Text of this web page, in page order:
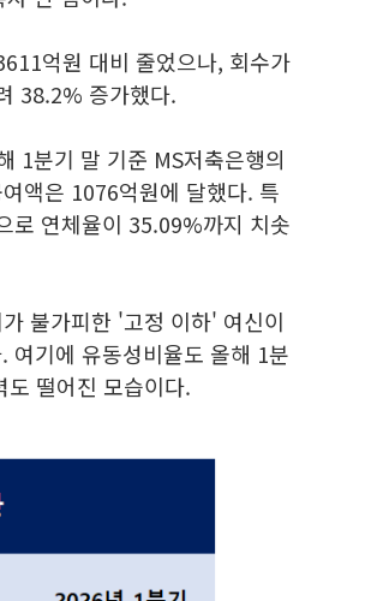
억원 대비 줄었으나, 회수가
38.2% 증가했다.
1분기 말 기준 MS저축은행의
액은 1076억원에 달했다. 특
로 연체율이 35.09%까지 치솟
불가피한 '고정 이하' 여신이
여기에 유동성비율도 올해 1분
떨어진 모습이다.